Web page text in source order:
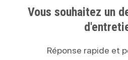
Vous souhaitez un
Réponse rapide et